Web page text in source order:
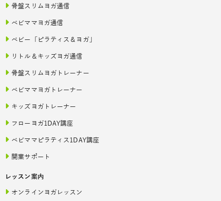
骨盤スリムヨガ通信
ベビママヨガ通信
ベビー「ピラティス＆ヨガ」
リトル＆キッズヨガ通信
骨盤スリムヨガトレーナー
ベビママヨガトレーナー
キッズヨガトレーナー
フローヨガ1DAY講座
ベビママピラティス1DAY講座
開業サポート
レッスン案内
オンラインヨガレッスン